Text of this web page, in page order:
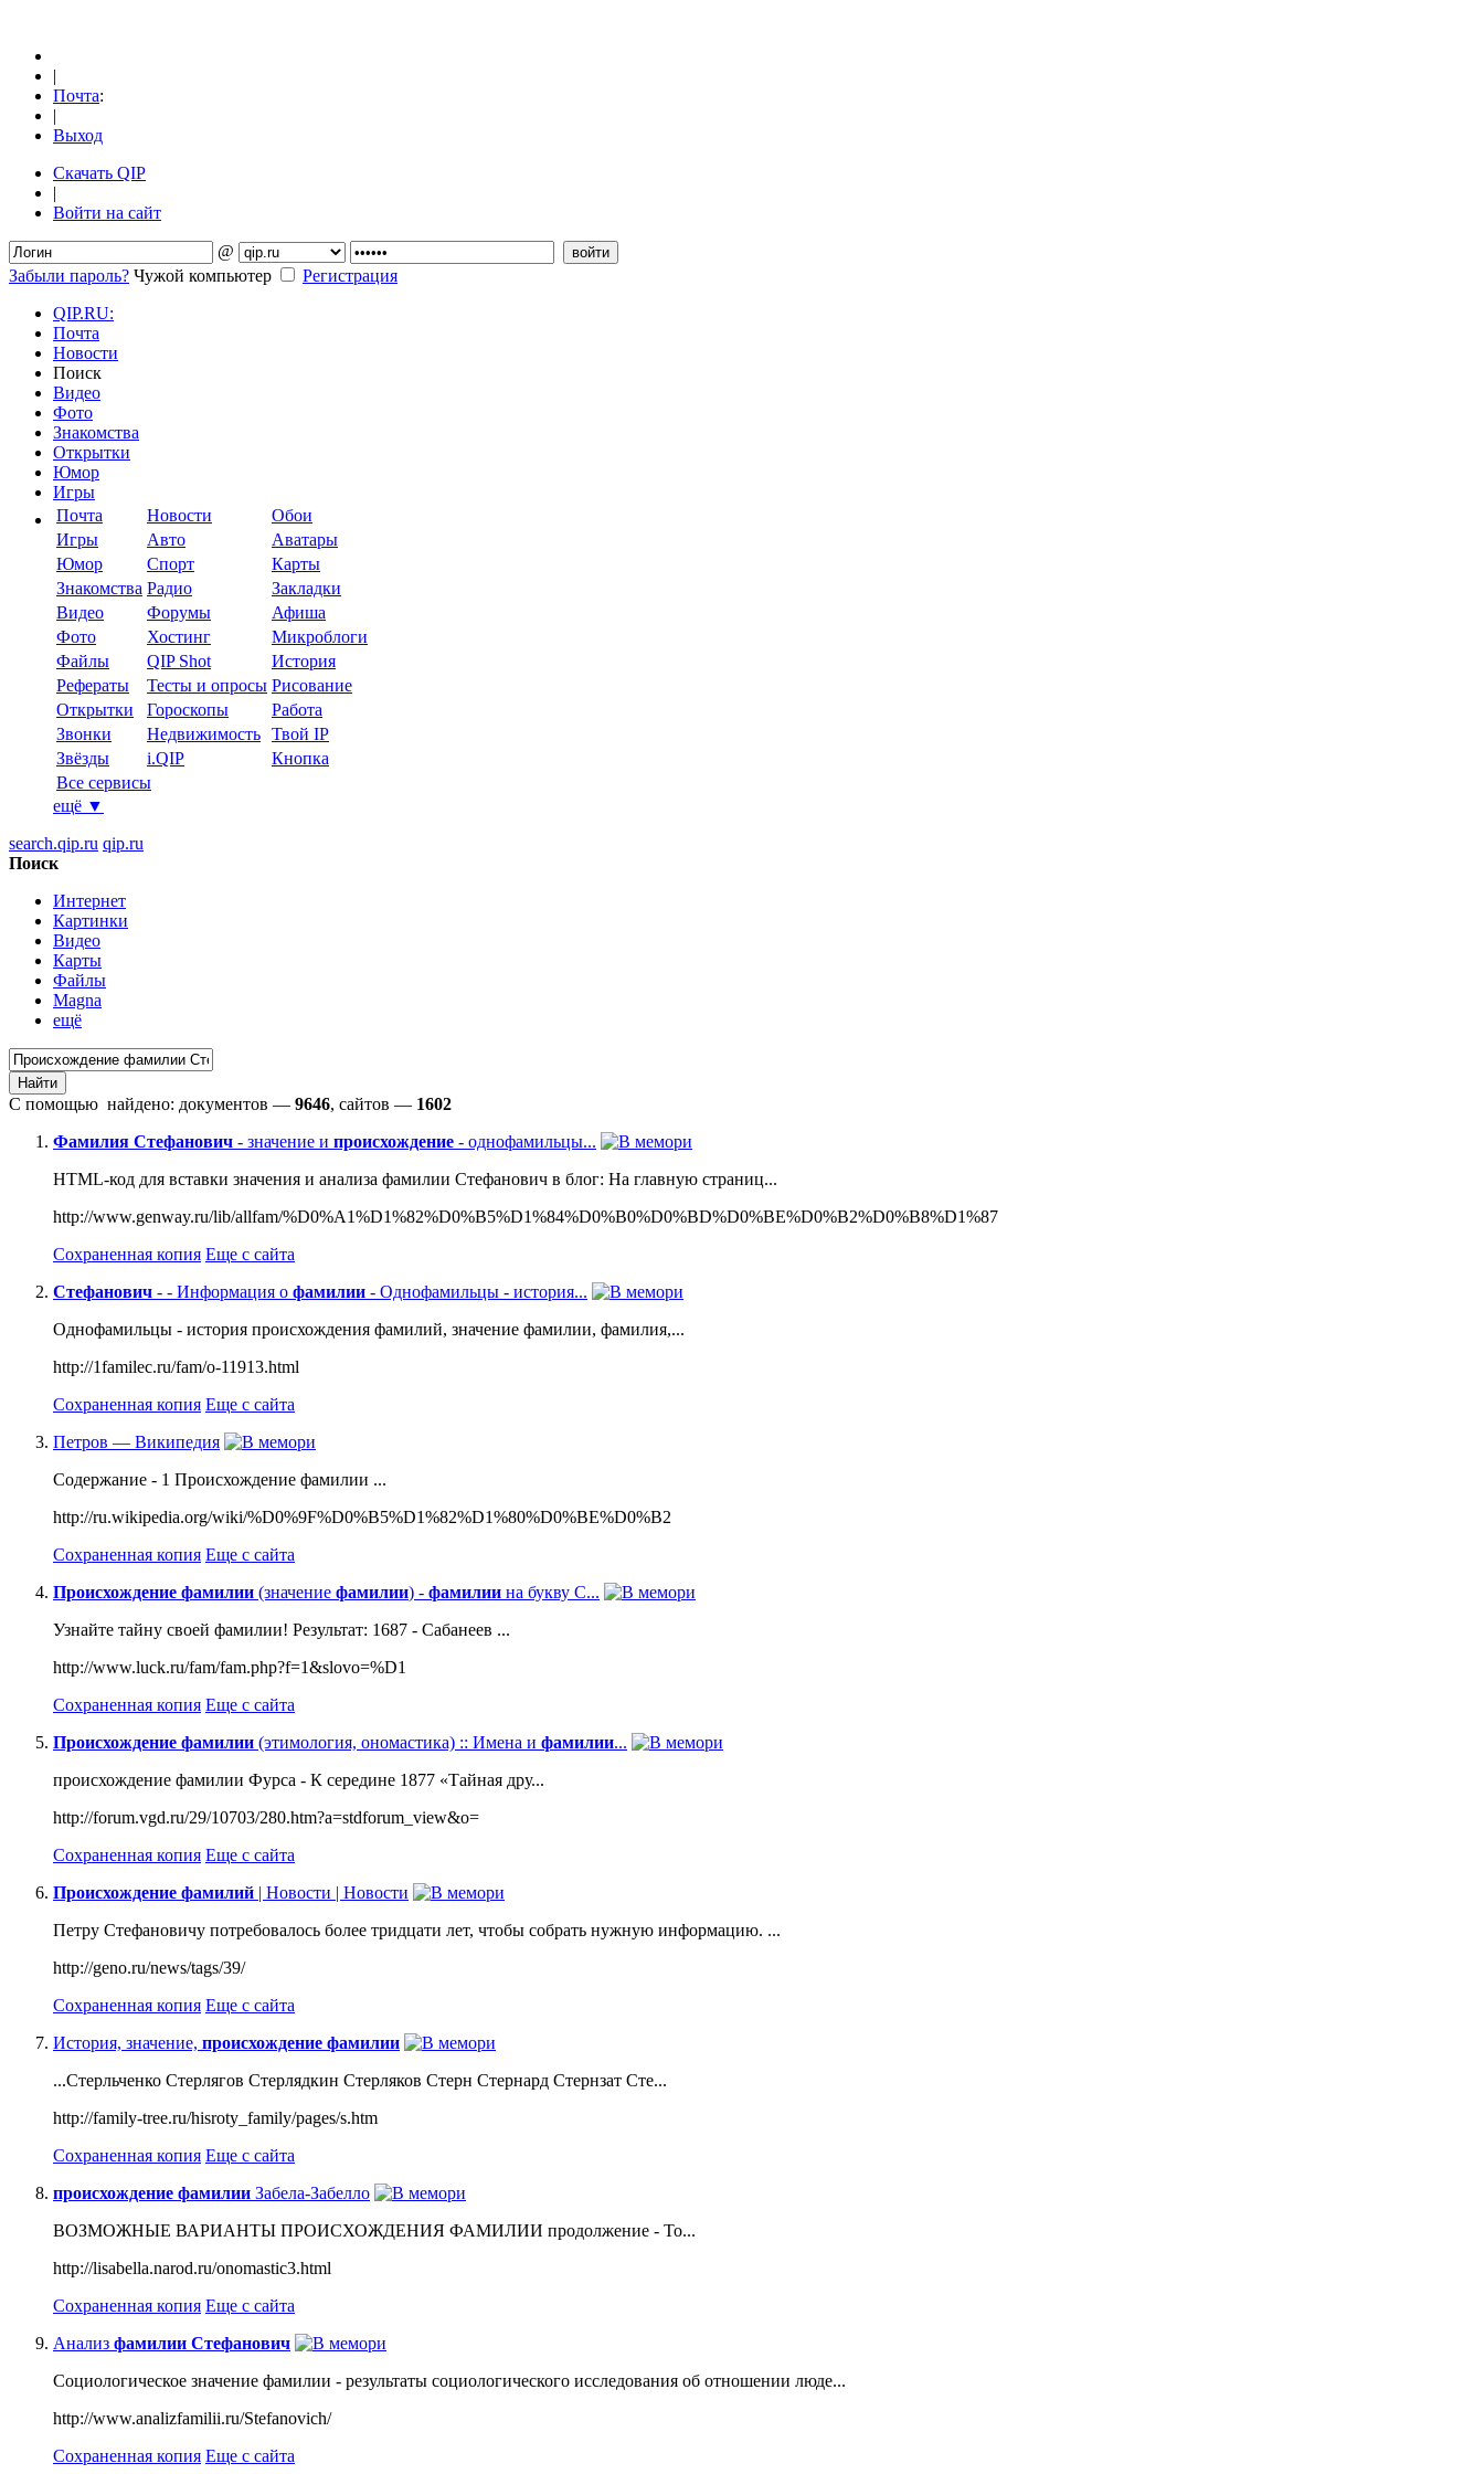
|
Почта:
|
Выход
Скачать QIP
|
Войти на сайт
@
Забыли пароль? Чужой компьютер
Регистрация
QIP.RU:
Почта
Новости
Поиск
Видео
Фото
Знакомства
Открытки
Юмор
Игры
Почта
Новости
Обои
Игры
Авто
Аватары
Юмор
Спорт
Карты
Знакомства Радио
Закладки
Видео
Форумы
Афиша
Фото
Хостинг
Микроблоги
Файлы
QIP Shot
История
Рефераты
Тесты и опросы Рисование
Открытки
Гороскопы
Работа
Звонки
Недвижимость Твой IP
Звёзды
i.QIP
Кнопка
Все сервисы
ещё ▼
search.qip.ru qip.ru
Поиск
Интернет
Картинки
Видео
Карты
Файлы
Magna
ещё
С помощью найдено: документов — 9646, сайтов — 1602
Фамилия Стефанович - значение и происхождение - однофамильцы...
HTML-код для вставки значения и анализа фамилии Стефанович в блог: На главную страниц...
http://www.genway.ru/lib/allfam/%D0%A1%D1%82%D0%B5%D1%84%D0%B0%D0%BD%D0%BE%D0%B2%D0%B8%D1%87
Сохраненная копия Еще с сайта
Стефанович - - Информация о фамилии - Однофамильцы - история...
Однофамильцы - история происхождения фамилий, значение фамилии, фамилия,...
http://1familec.ru/fam/o-11913.html
Сохраненная копия Еще с сайта
Петров — Википедия
Содержание - 1 Происхождение фамилии ...
http://ru.wikipedia.org/wiki/%D0%9F%D0%B5%D1%82%D1%80%D0%BE%D0%B2
Сохраненная копия Еще с сайта
Происхождение фамилии (значение фамилии) - фамилии на букву С...
Узнайте тайну своей фамилии! Результат: 1687 - Сабанеев ...
http://www.luck.ru/fam/fam.php?f=1&slovo=%D1
Сохраненная копия Еще с сайта
Происхождение фамилии (этимология, ономастика) :: Имена и фамилии...
происхождение фамилии Фурса - К середине 1877 «Тайная дру...
http://forum.vgd.ru/29/10703/280.htm?a=stdforum_view&o=
Сохраненная копия Еще с сайта
Происхождение фамилий | Новости | Новости
Петру Стефановичу потребовалось более тридцати лет, чтобы собрать нужную информацию. ...
http://geno.ru/news/tags/39/
Сохраненная копия Еще с сайта
История, значение, происхождение фамилии
...Стерльченко Стерлягов Стерлядкин Стерляков Стерн Стернард Стернзат Сте...
http://family-tree.ru/hisroty_family/pages/s.htm
Сохраненная копия Еще с сайта
происхождение фамилии Забела-Забелло
ВОЗМОЖНЫЕ ВАРИАНТЫ ПРОИСХОЖДЕНИЯ ФАМИЛИИ продолжение - То...
http://lisabella.narod.ru/onomastic3.html
Сохраненная копия Еще с сайта
Анализ фамилии Стефанович
Социологическое значение фамилии - результаты социологического исследования об отношении люде...
http://www.analizfamilii.ru/Stefanovich/
Сохраненная копия Еще с сайта